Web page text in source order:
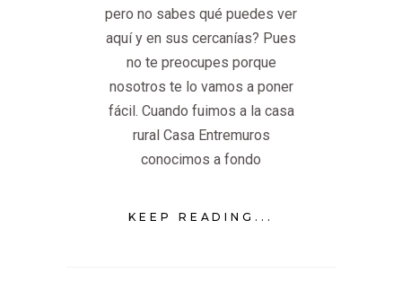
pero no sabes qué puedes ver
aquí y en sus cercanías? Pues
no te preocupes porque
nosotros te lo vamos a poner
fácil. Cuando fuimos a la casa
rural Casa Entremuros
conocimos a fondo
KEEP READING...